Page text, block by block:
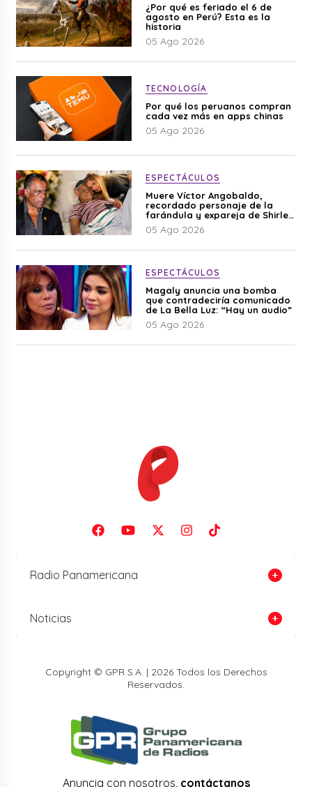
¿Por qué es feriado el 6 de
agosto en Perú? Esta es la
historia
05 Ago 2026
TECNOLOGÍA
Por qué los peruanos compran
cada vez más en apps chinas
05 Ago 2026
ESPECTÁCULOS
Muere Víctor Angobaldo,
recordado personaje de la
farándula y expareja de Shirley
Cherres
05 Ago 2026
ESPECTÁCULOS
Magaly anuncia una bomba
que contradeciría comunicado
de La Bella Luz: “Hay un audio”
05 Ago 2026
Radio Panamericana
Noticias
Copyright © GPR S.A. | 2026 Todos los Derechos
Reservados.
Anuncia con nosotros, contáctanos